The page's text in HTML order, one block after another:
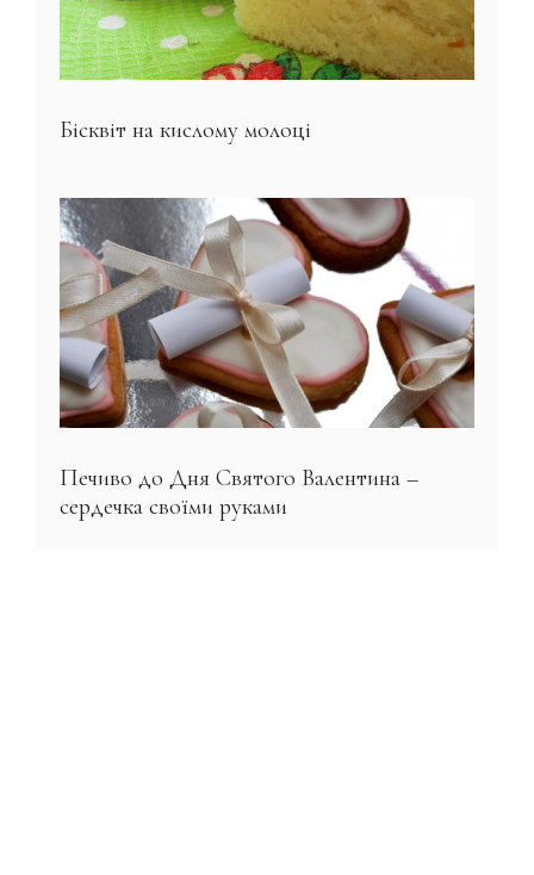
Бісквіт на кислому молоці
Печиво до Дня Святого Валентина –
сердечка своїми руками